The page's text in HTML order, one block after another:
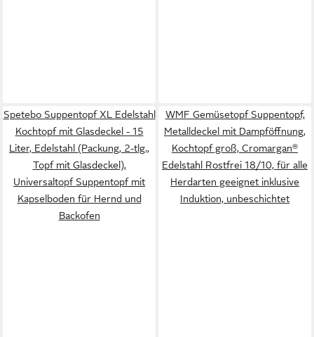
Spetebo Suppentopf XL Edelstahl
Kochtopf mit Glasdeckel - 15
Liter, Edelstahl (Packung, 2-tlg.,
Topf mit Glasdeckel),
Universaltopf Suppentopf mit
Kapselboden für Hernd und
Backofen
WMF Gemüsetopf Suppentopf,
Metalldeckel mit Dampföffnung,
Kochtopf groß, Cromargan®
Edelstahl Rostfrei 18/10, für alle
Herdarten geeignet inklusive
Induktion, unbeschichtet